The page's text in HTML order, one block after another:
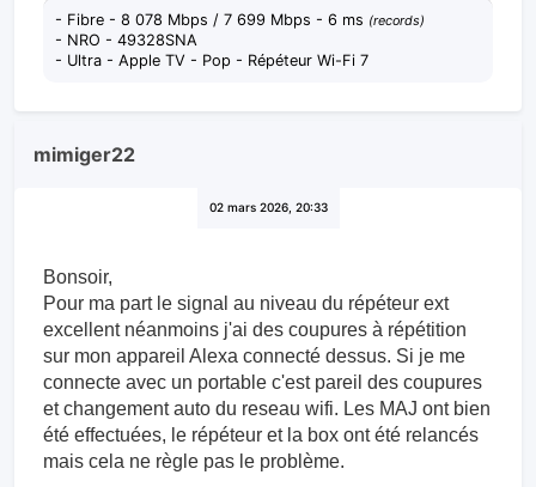
- Fibre - 8 078 Mbps / 7 699 Mbps - 6 ms (records)
- NRO - 49328SNA
- Ultra - Apple TV - Pop - Répéteur Wi-Fi 7
mimiger22
02 mars 2026, 20:33
Bonsoir,
Pour ma part le signal au niveau du répéteur ext
excellent néanmoins j'ai des coupures à répétition
sur mon appareil Alexa connecté dessus. Si je me
connecte avec un portable c'est pareil des coupures
et changement auto du reseau wifi. Les MAJ ont bien
été effectuées, le répéteur et la box ont été relancés
mais cela ne règle pas le problème.